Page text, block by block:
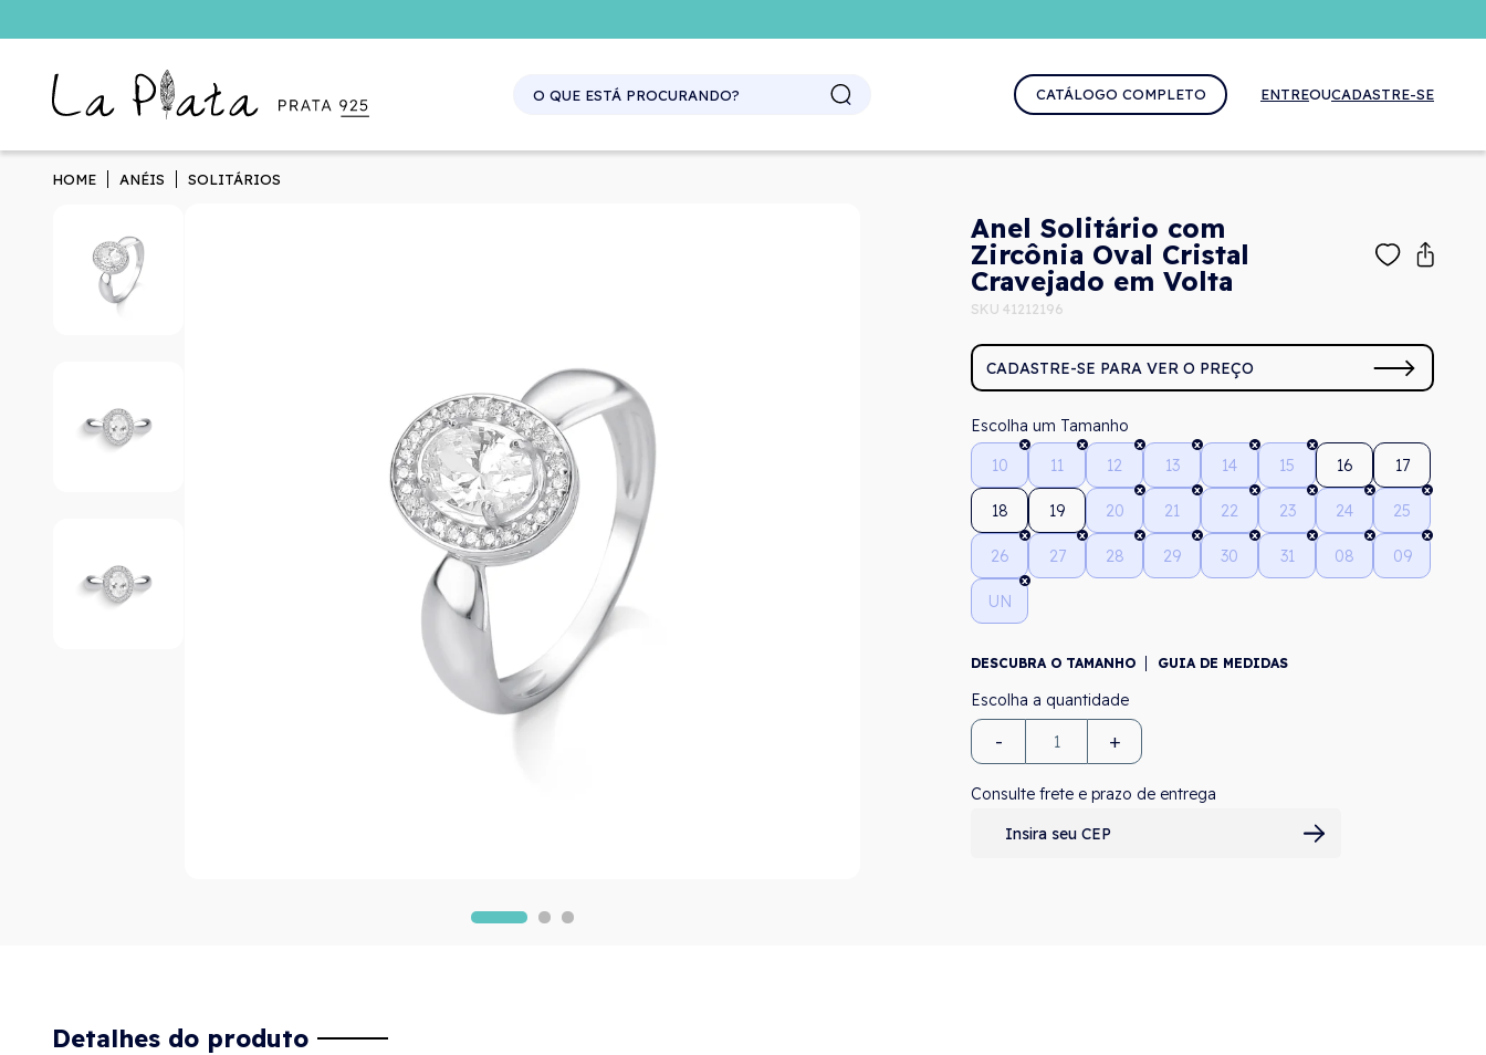
CATÁLOGO COMPLETO ENTREOUCADASTRE-SE
HOME ANÉIS SOLITÁRIOS
Anel Solitário com
Zircônia Oval Cristal
Cravejado em Volta
SKU 41212196
CADASTRE-SE PARA VER O PREÇO
Tamanho
10
11 12 13 14 15 16 17
18 19 20 21 22 23 24 25
26 27 28 29 30 31 08 09
UN
DESCUBRA O TAMANHO GUIA DE MEDIDAS
- +
Consulte frete e prazo de entrega
Detalhes do produto